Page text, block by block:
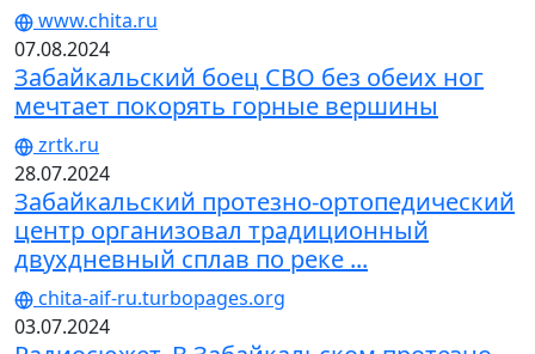
www.chita.ru
07.08.2024
Забайкальский боец СВО без обеих ног
мечтает покорять горные вершины
zrtk.ru
28.07.2024
Забайкальский протезно-ортопедический
центр организовал традиционный
двухдневный сплав по реке ...
chita-aif-ru.turbopages.org
03.07.2024